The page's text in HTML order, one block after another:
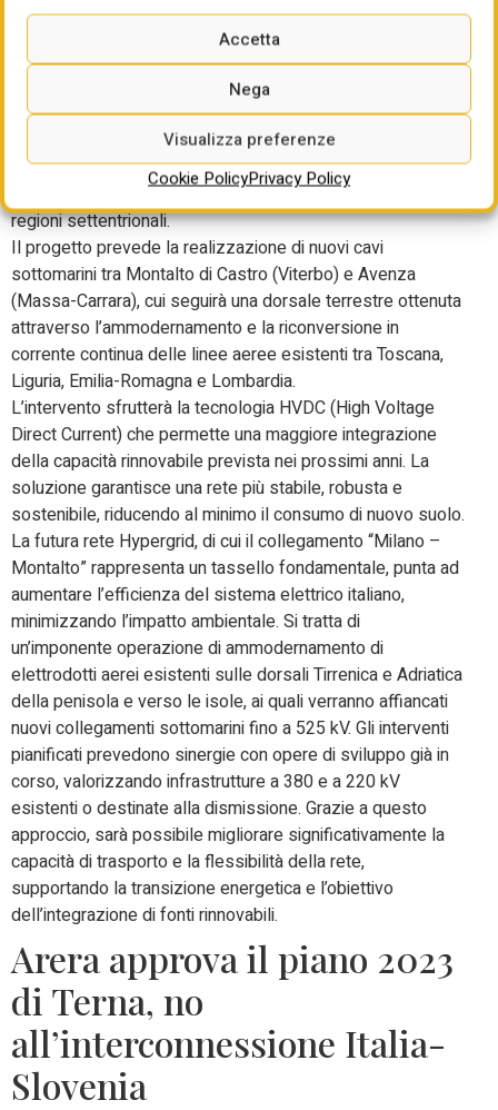
Accetta
Nega
Visualizza preferenze
Cookie PolicyPrivacy Policy
fase di consultazione pubblica per il nuovo collegamento
in corrente continua tra Milano e Montalto di Castro.
L’iniziativa prevede una serie di incontri informativi rivolti
alle comunità locali e alle istituzioni coinvolte.
Il nuovo elettrodotto “Milano – Montalto”, lungo circa 500
km, consentirà di ottimizzare i transiti di energia tra il
Centro e il Nord Italia, garantendo un trasporto più efficace
per rispondere alla crescente domanda energetica delle
regioni settentrionali.
Il progetto prevede la realizzazione di nuovi cavi
sottomarini tra Montalto di Castro (Viterbo) e Avenza
(Massa-Carrara), cui seguirà una dorsale terrestre ottenuta
attraverso l’ammodernamento e la riconversione in
corrente continua delle linee aeree esistenti tra Toscana,
Liguria, Emilia-Romagna e Lombardia.
L’intervento sfrutterà la tecnologia HVDC (High Voltage
Direct Current) che permette una maggiore integrazione
della capacità rinnovabile prevista nei prossimi anni. La
soluzione garantisce una rete più stabile, robusta e
sostenibile, riducendo al minimo il consumo di nuovo suolo.
La futura rete Hypergrid, di cui il collegamento “Milano –
Montalto” rappresenta un tassello fondamentale, punta ad
aumentare l’efficienza del sistema elettrico italiano,
minimizzando l’impatto ambientale. Si tratta di
un’imponente operazione di ammodernamento di
elettrodotti aerei esistenti sulle dorsali Tirrenica e Adriatica
della penisola e verso le isole, ai quali verranno affiancati
nuovi collegamenti sottomarini fino a 525 kV. Gli interventi
pianificati prevedono sinergie con opere di sviluppo già in
corso, valorizzando infrastrutture a 380 e a 220 kV
esistenti o destinate alla dismissione. Grazie a questo
approccio, sarà possibile migliorare significativamente la
capacità di trasporto e la flessibilità della rete,
supportando la transizione energetica e l’obiettivo
dell’integrazione di fonti rinnovabili.
Arera approva il piano 2023
di Terna, no
all’interconnessione Italia-
Slovenia